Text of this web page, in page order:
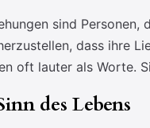
sind
dass ihre
oft lauter als Worte.
des Lebens